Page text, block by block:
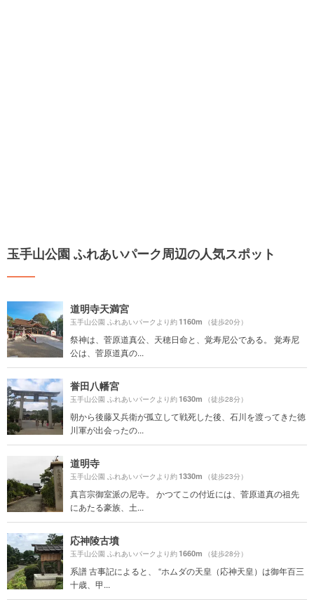
玉手山公園 ふれあいパーク周辺の人気スポット
道明寺天満宮
玉手山公園 ふれあいパークより約1160m （徒歩20分）
祭神は、菅原道真公、天穂日命と、覚寿尼公である。 覚寿尼
公は、菅原道真の...
誉田八幡宮
玉手山公園 ふれあいパークより約1630m （徒歩28分）
朝から後藤又兵衛が孤立して戦死した後、石川を渡ってきた徳
川軍が出会ったの...
道明寺
玉手山公園 ふれあいパークより約1330m （徒歩23分）
真言宗御室派の尼寺。 かつてこの付近には、菅原道真の祖先
にあたる豪族、土...
応神陵古墳
玉手山公園 ふれあいパークより約1660m （徒歩28分）
系譜 古事記によると、 “ホムダの天皇（応神天皇）は御年百三
十歳、甲...